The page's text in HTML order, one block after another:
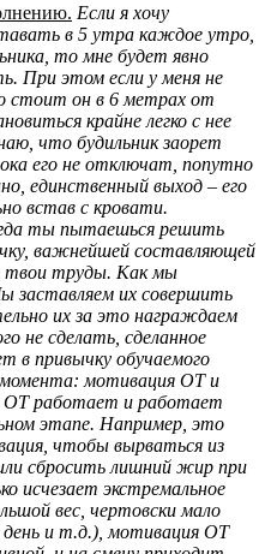
Если я хочу
в 5 утра каждое утро,
то мне будет явно
При этом если у меня не
стоит он в 6 метрах от
крайне легко с нее
что будильник заорет
его не отключат, попутно
единственный выход – его
встав с кровати.
ты пытаешься решить
важнейшей составляющей
твои труды. Как мы
их совершить
их за это награждаем
не сделать, сделанное
в привычку обучаемого
мотивация ОТ и
работает и работает
этапе. Например, это
чтобы вырваться из
сбросить лишний жир при
исчезает экстремальное
вес, чертовски мало
день и т.д.), мотивация ОТ